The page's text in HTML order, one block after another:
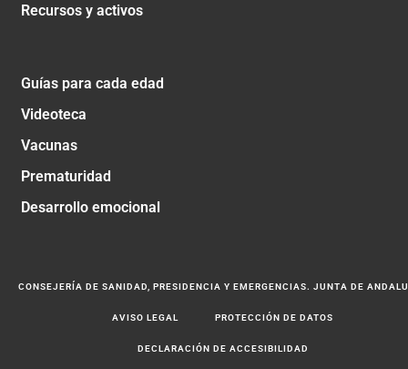
Recursos y activos
Guías para cada edad
Videoteca
Vacunas
Prematuridad
Desarrollo emocional
CONSEJERÍA DE SANIDAD, PRESIDENCIA Y EMERGENCIAS. JUNTA DE
AVISO LEGAL PROTECCIÓN DE DATOS
DECLARACIÓN DE ACCESIBILIDAD